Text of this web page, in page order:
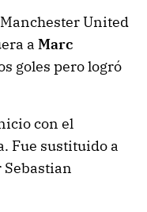
United
a Marc
goles pero logró
con el
Fue sustituido a
Sebastian